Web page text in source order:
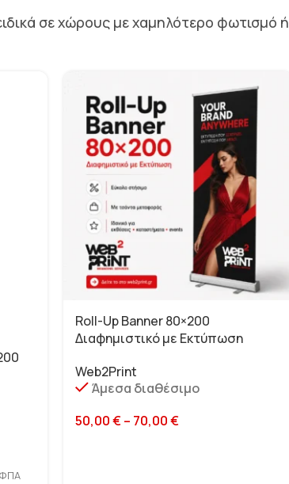
σε χώρους με χαμηλότερο φωτισμό ή
Roll-Up Banner 80×200
Διαφημιστικό με Εκτύπωση
Web2Print
Άμεσα διαθέσιμο
50,00€ – 70,00€